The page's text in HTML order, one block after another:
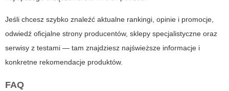
Jeśli chcesz szybko znaleźć aktualne rankingi, opinie i promocje,
odwiedź oficjalne strony producentów, sklepy specjalistyczne oraz
serwisy z testami — tam znajdziesz najświeższe informacje i
konkretne rekomendacje produktów.
FAQ